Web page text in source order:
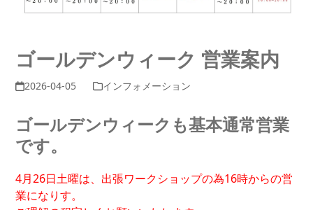
ゴールデンウィーク 営業案内
2026-04-05 インフォメーション
ゴールデンウィークも基本通常営業
です。
4月26日土曜は、出張ワークショップの為16時からの営
業になりす。